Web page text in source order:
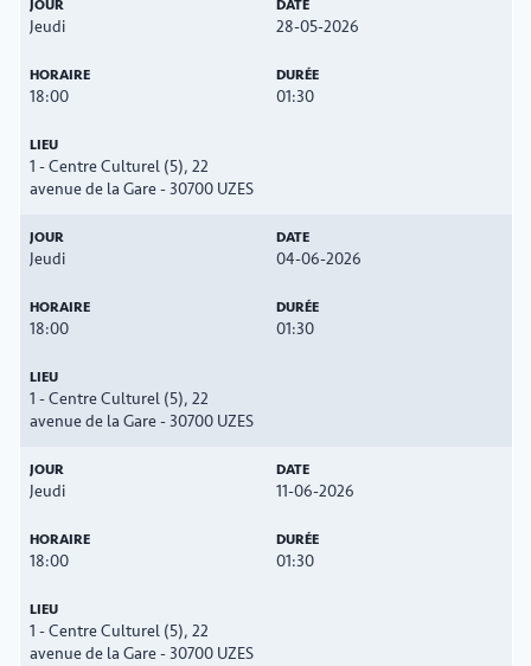
Jeudi 28-05-2026
18:00 01:30
1 - Centre Culturel (5), 22
avenue de la Gare - 30700 UZES
Jeudi 04-06-2026
18:00 01:30
1 - Centre Culturel (5), 22
avenue de la Gare - 30700 UZES
Jeudi 11-06-2026
18:00 01:30
1 - Centre Culturel (5), 22
avenue de la Gare - 30700 UZES